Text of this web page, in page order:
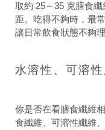
取約 25～35 克膳食
距。吃得不夠時，最
讓日常飲食狀態不夠理
水溶性、可溶
你是否在看膳食纖維
食纖維、可溶性纖維